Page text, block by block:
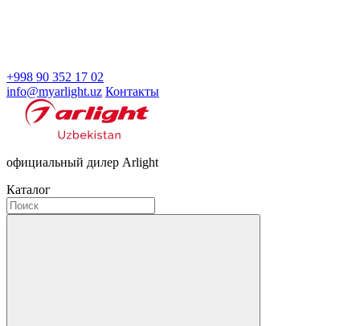
+998 90 352 17 02
info@myarlight.uz Контакты
официальный дилер Arlight
Каталог